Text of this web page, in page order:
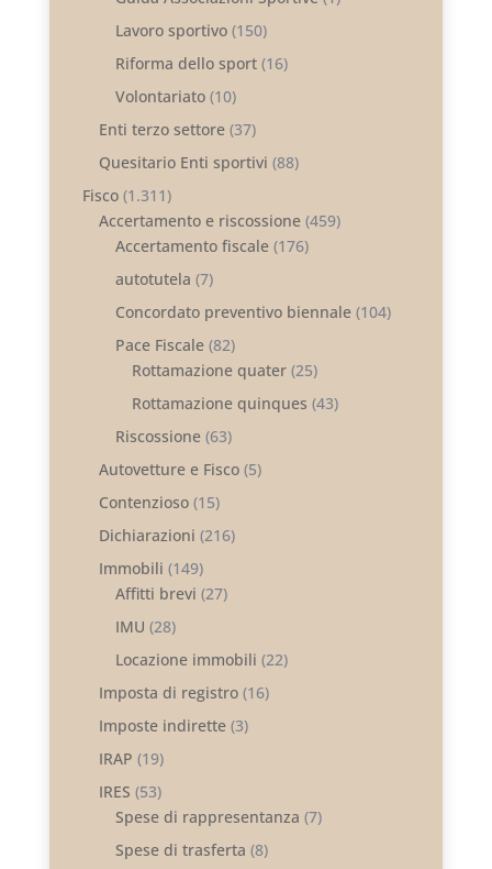
Lavoro sportivo(150)
Riforma dello sport(16)
Volontariato(10)
Enti terzo settore(37)
Quesitario Enti sportivi (88)
Fisco(1.311)
Accertamento e riscossione(459)
Accertamento fiscale(176)
autotutela (7)
Concordato preventivo biennale(104)
Pace Fiscale(82)
Rottamazione quater(25)
Rottamazione quinques (43)
Riscossione(63)
Autovetture e Fisco(5)
Contenzioso(15)
Dichiarazioni (216)
Immobili (149)
Affitti brevi (27)
IMU (28)
Locazione immobili (22)
Imposta di registro(16)
Imposte indirette(3)
IRAP (19)
IRES (53)
Spese di rappresentanza (7)
Spese di trasferta (8)